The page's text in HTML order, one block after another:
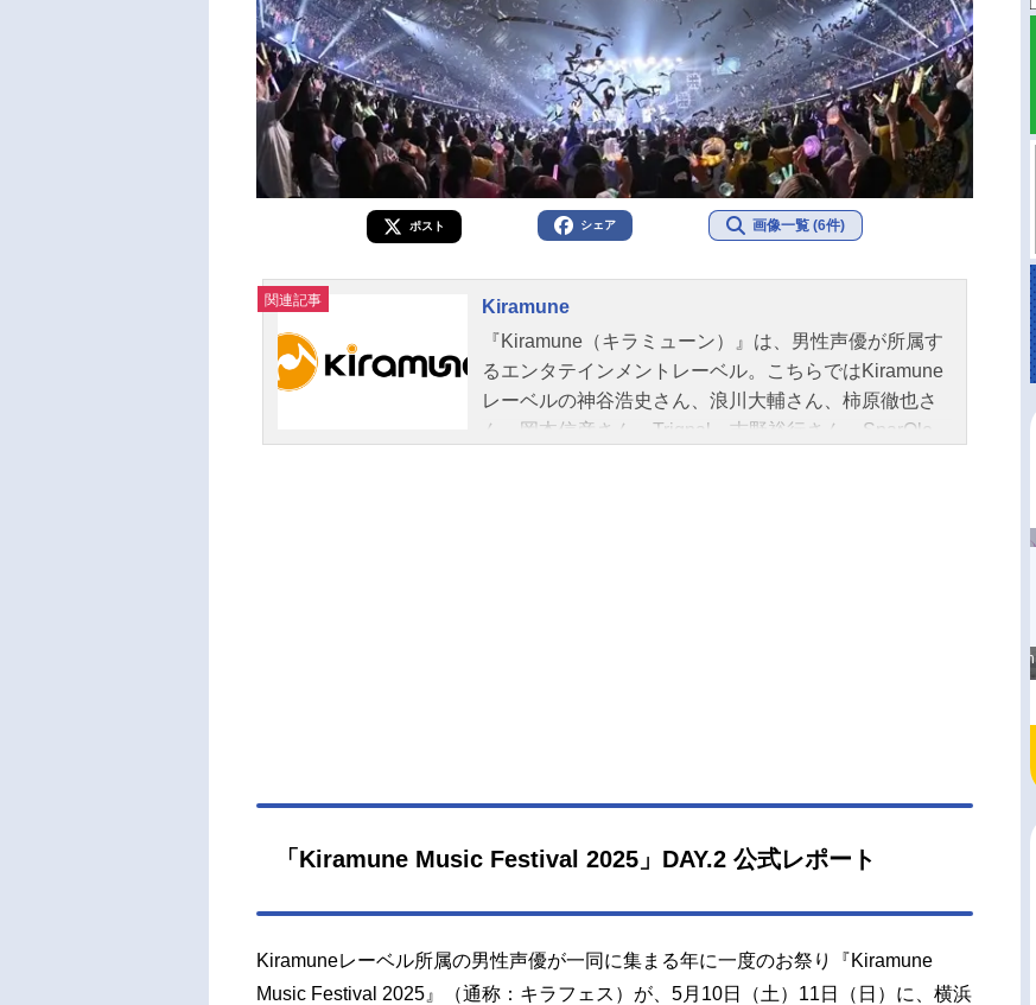
ポスト シェア 画像一覧 (6件)
関連記事
Kiramune
『Kiramune（キラミューン）』は、男性声優が所属す
るエンタテインメントレーベル。こちらではKiramune
レーベルの神谷浩史さん、浪川大輔さん、柿原徹也さ
ん、岡本信彦さん、Trignal、吉野裕行さん、SparQle
「Kiramune Music Festival 2025」DAY.2 公式レポート
Kiramuneレーベル所属の男性声優が一同に集まる年に一度のお祭り『Kiramune
Music Festival 2025』（通称：キラフェス）が、5月10日（土）11日（日）に、横浜
radio 大直会 2nd season